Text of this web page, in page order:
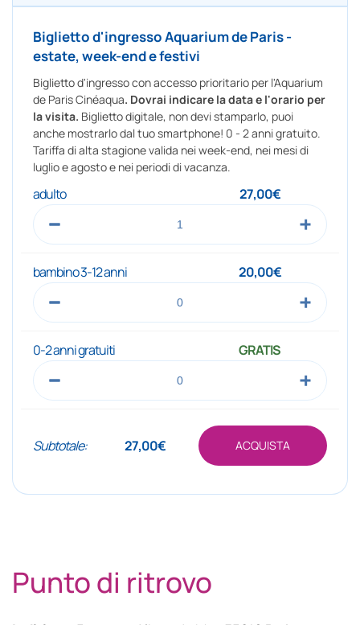
Biglietto d'ingresso Aquarium de Paris -
estate, week-end e festivi
Biglietto d'ingresso con accesso prioritario per l'Aquarium
de Paris Cinéaqua. Dovrai indicare la data e l'orario per
la visita. Biglietto digitale, non devi stamparlo, puoi
anche mostrarlo dal tuo smartphone! 0 - 2 anni gratuito.
Tariffa di alta stagione valida nei week-end, nei mesi di
luglio e agosto e nei periodi di vacanza.
adulto 27,00€
bambino 3-12 anni 20,00€
0-2 anni gratuiti GRATIS
Subtotale: 27,00€ ACQUISTA
Punto di ritrovo